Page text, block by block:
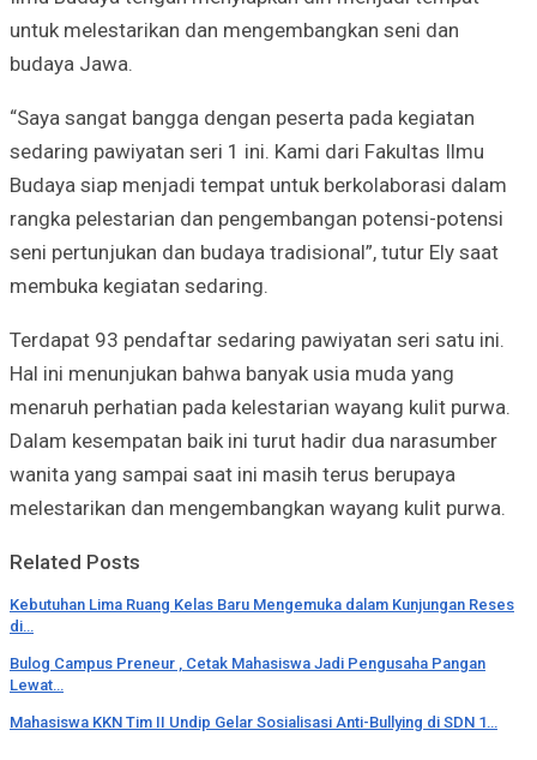
untuk melestarikan dan mengembangkan seni dan
budaya Jawa.
“Saya sangat bangga dengan peserta pada kegiatan
sedaring pawiyatan seri 1 ini. Kami dari Fakultas Ilmu
Budaya siap menjadi tempat untuk berkolaborasi dalam
rangka pelestarian dan pengembangan potensi-potensi
seni pertunjukan dan budaya tradisional”, tutur Ely saat
membuka kegiatan sedaring.
Terdapat 93 pendaftar sedaring pawiyatan seri satu ini.
Hal ini menunjukan bahwa banyak usia muda yang
menaruh perhatian pada kelestarian wayang kulit purwa.
Dalam kesempatan baik ini turut hadir dua narasumber
wanita yang sampai saat ini masih terus berupaya
melestarikan dan mengembangkan wayang kulit purwa.
Related Posts
Kebutuhan Lima Ruang Kelas Baru Mengemuka dalam Kunjungan Reses
di…
Bulog Campus Preneur , Cetak Mahasiswa Jadi Pengusaha Pangan
Lewat…
Mahasiswa KKN Tim II Undip Gelar Sosialisasi Anti-Bullying di SDN 1…